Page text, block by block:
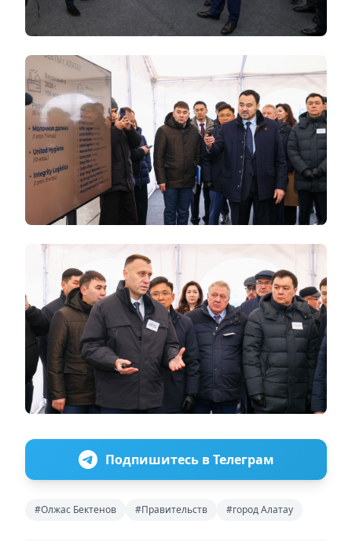
Подпишитесь в Телеграм
#Олжас Бектенов #Правительств #город Алатау